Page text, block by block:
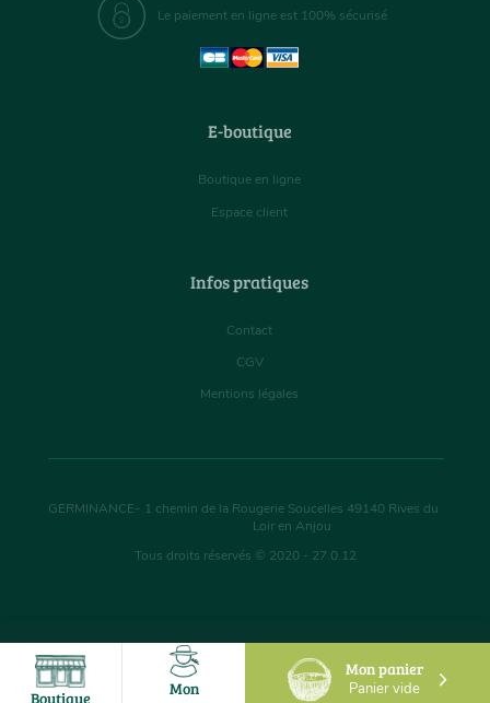
Boutique
Mon
Mon panier
Panier vide
Le paiement en ligne est 100% sécurisé
E-boutique
Boutique en ligne
Espace client
Infos pratiques
Contact
CGV
Mentions légales
GERMINANCE- 1 chemin de la Rougerie Soucelles 49140 Rives du
Loir en Anjou
Tous droits réservés © 2020 - 27.0.12